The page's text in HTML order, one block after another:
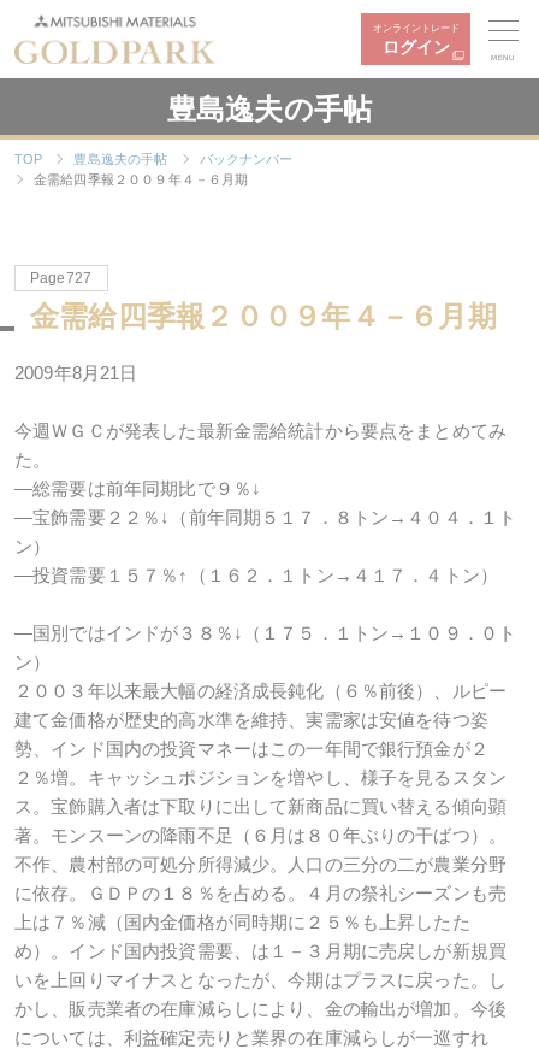
オンライントレード
ログイン
MENU
豊島逸夫の手帖
TOP 豊島逸夫の手帖
バックナンバー
金需給四季報２００９年４－６月期
Page727
金需給四季報２００９年４－６月期
2009年8月21日
今週ＷＧＣが発表した最新金需給統計から要点をまとめてみ
た。
―総需要は前年同期比で９％↓
―宝飾需要２２％↓（前年同期５１７．８トン→４０４．１ト
ン）
―投資需要１５７％↑（１６２．１トン→４１７．４トン）
―国別ではインドが３８％↓（１７５．１トン→１０９．０ト
ン）
２００３年以来最大幅の経済成長鈍化（６％前後）、ルピー
建て金価格が歴史的高水準を維持、実需家は安値を待つ姿
勢、インド国内の投資マネーはこの一年間で銀行預金が２
２％増。キャッシュポジションを増やし、様子を見るスタン
ス。宝飾購入者は下取りに出して新商品に買い替える傾向顕
著。モンスーンの降雨不足（６月は８０年ぶりの干ばつ）。
不作、農村部の可処分所得減少。人口の三分の二が農業分野
に依存。ＧＤＰの１８％を占める。４月の祭礼シーズンも売
上は７％減（国内金価格が同時期に２５％も上昇したた
め）。インド国内投資需要、は１－３月期に売戻しが新規買
いを上回りマイナスとなったが、今期はプラスに戻った。し
かし、販売業者の在庫減らしにより、金の輸出が増加。今後
については、利益確定売りと業界の在庫減らしが一巡すれ